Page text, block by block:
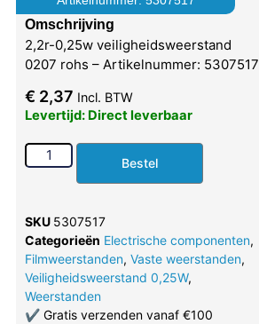
Omschrijving
2,2r-0,25w veiligheidsweerstand
0207 rohs – Artikelnummer: 5307517
€ 2,37 Incl. BTW
Levertijd: Direct leverbaar
Bestel
SKU 5307517
Categorieën Electrische componenten,
Filmweerstanden, Vaste weerstanden,
Veiligheidsweerstand 0,25W,
Weerstanden
✔Gratis verzenden vanaf €100